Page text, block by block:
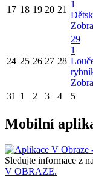
17 18 19 20 21
1
24 25 26 27 28
29
1
31 1 2 3 4 5
Mobilní
Sledujte informace z
V OBRAZE.